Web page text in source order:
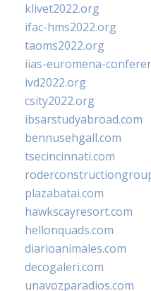
klivet2022.org
ifac-hms2022.org
taoms2022.org
iias-euromena-
ivd2022.org
csity2022.org
ibsarstudyabroad.com
bennusehgall.com
tsecincinnati.com
plazabatai.com
hawkscayresort.com
hellonquads.com
diarioanimales.com
decogaleri.com
unavozparadios.com